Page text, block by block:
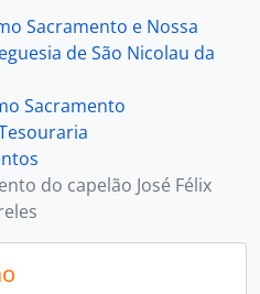
017 - Despesa com o vencimento do capelão António José dos Santos, 1833-11-01 - 1835-12-31
018 - Despesa com o vencimento do capelão Bernardo Novais Leste, 1817-04-03 - 1818-01-05
019 - Despesa com o vencimento do capelão Francisco José de Santa Rita, 1817-04-10 - 1817-12-03
020 - Despesa com o vencimento do padre António Simões de Matos, 1790-06-25
021 - Despesa com o vencimento do capelão António Rodrigues, 1769-01-09
022 - Despesa com o vencimento do capelão Amaro Gomes da Silva, 1767-02-07 - 1767-08-13
023 - Despesa com o vencimento do capelão Alexandre Nunes, 1765-06-03
024 - Despesa com o vencimento do capelão Domingos Duarte de Andrade, 1757-11-10 - 1760-11-23
027 - Despesa com o vencimento e vestuário do andador Manuel António Penco, 1764 - 1810-08-09
Sacramento e Nossa
de São Nicolau da
Sacramento
do capelão José Félix